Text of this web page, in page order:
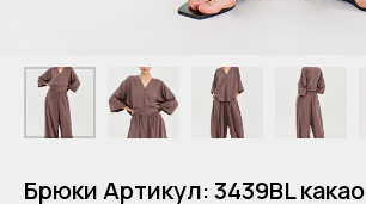
Брюки Артикул: 3439BL какао